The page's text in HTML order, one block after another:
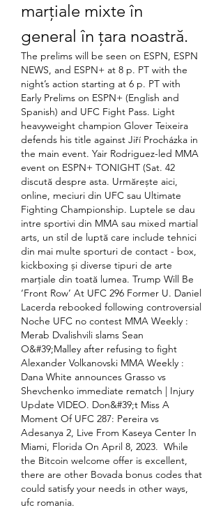
marțiale mixte în
general în țara noastră.
The prelims will be seen on ESPN, ESPN
NEWS, and ESPN+ at 8 p. PT with the
night’s action starting at 6 p. PT with
Early Prelims on ESPN+ (English and
Spanish) and UFC Fight Pass. Light
heavyweight champion Glover Teixeira
defends his title against Jiří Procházka in
the main event. Yair Rodriguez-led MMA
event on ESPN+ TONIGHT (Sat. 42
discută despre asta. Urmărește aici,
online, meciuri din UFC sau Ultimate
Fighting Championship. Luptele se dau
intre sportivi din MMA sau mixed martial
arts, un stil de luptă care include tehnici
din mai multe sporturi de contact - box,
kickboxing și diverse tipuri de arte
marțiale din toată lumea. Trump Will Be
‘Front Row’ At UFC 296 Former U. Daniel
Lacerda rebooked following controversial
Noche UFC no contest MMA Weekly :
Merab Dvalishvili slams Sean
O&#39;Malley after refusing to fight
Alexander Volkanovski MMA Weekly :
Dana White announces Grasso vs
Shevchenko immediate rematch | Injury
Update VIDEO. Don&#39;t Miss A
Moment Of UFC 287: Pereira vs
Adesanya 2, Live From Kaseya Center In
Miami, Florida On April 8, 2023.  While
the Bitcoin welcome offer is excellent,
there are other Bovada bonus codes that
could satisfy your needs in other ways,
ufc romania.